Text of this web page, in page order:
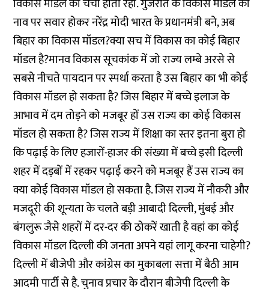
विकास मॉडल की चर्चा होती रही. गुजरात के विकास मॉडल की
नाव पर सवार होकर नरेंद्र मोदी भारत के प्रधानमंत्री बने, अब
बिहार का विकास मॉडल?क्या सच में विकास का कोई बिहार
मॉडल है?मानव विकास सूचकांक में जो राज्य लम्बे अरसे से
सबसे नीचते पायदान पर स्पर्धा करता है उस बिहार का भी कोई
विकास मॉडल हो सकता है? जिस बिहार में बच्चे इलाज के
आभाव में दम तोड़ने को मजबूर हों उस राज्य का कोई विकास
मॉडल हो सकता है? जिस राज्य में शिक्षा का स्तर इतना बुरा हो
कि पढ़ाई के लिए हजारों-हाजर की संख्या में बच्चे इसी दिल्ली
शहर में दड़बों में रहकर पढ़ाई करने को मजबूर हैं उस राज्य का
क्या कोई विकास मॉडल हो सकता है. जिस राज्य में नौकरी और
मजदूरी की शून्यता के चलते बड़ी आबादी दिल्ली, मुंबई और
बंगलुरू जैसे शहरों में दर-दर की ठोकरें खाती है वहां का कोई
विकास मॉडल दिल्ली की जनता अपने यहां लागू करना चाहेगी?
दिल्ली में बीजेपी और कांग्रेस का मुकाबला सत्ता में बैठी आम
आदमी पार्टी से है. चुनाव प्रचार के दौरान बीजेपी दिल्ली के